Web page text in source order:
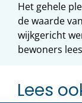
Het gehele
de waarde van
wijkgericht
bewoners
Lees